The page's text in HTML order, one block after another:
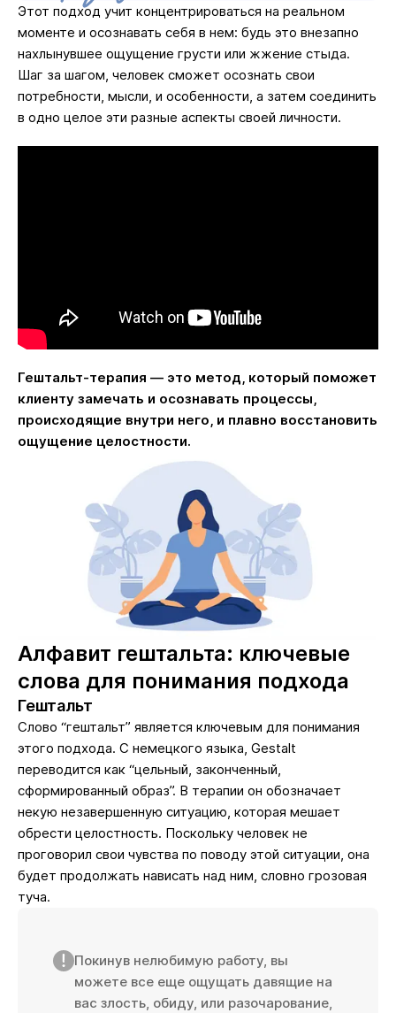
Этот подход учит концентрироваться на реальном
моменте и осознавать себя в нем: будь это внезапно
нахлынувшее ощущение грусти или жжение стыда.
Шаг за шагом, человек сможет осознать свои
потребности, мысли, и особенности, а затем соединить
в одно целое эти разные аспекты своей личности.
Гештальт-терапия — это метод, который поможет
клиенту замечать и осознавать процессы,
происходящие внутри него, и плавно восстановить
ощущение целостности.
Алфавит гештальта: ключевые
слова для понимания подхода
Гештальт
Слово “гештальт” является ключевым для понимания
этого подхода. С немецкого языка, Gestalt
переводится как “цельный, законченный,
сформированный образ”. В терапии он обозначает
некую незавершенную ситуацию, которая мешает
обрести целостность. Поскольку человек не
проговорил свои чувства по поводу этой ситуации, она
будет продолжать нависать над ним, словно грозовая
туча.
Покинув нелюбимую работу, вы
можете все еще ощущать давящие на
вас злость, обиду, или разочарование,